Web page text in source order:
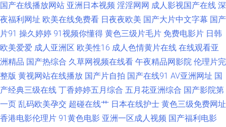
男人天堂色男人A片 蜜桃成人综合网 久草福利资源 国精99产品视频 国产黑
丝在线观看 国产欧美第五页 国产欧美精品网 国产精品欧美九色 国产草一区
二区三区 大香蕉99热 爱福利视频 99福利在线 91天堂视频 91蜜桃四区 91丝
袜 91色色福利视频 91欧美黑丝 91视频在线观看18 91青青视屏 91麻豆精
国产在线播放网站 亚洲日本视频 淫淫网网 成人影视国产在线 深
夜福利网址 欧美在线免费看 日夜夜欧美 国产大片中文字幕 国产
片91 操久婷婷 91视频你懂得 黄色三级片毛片 免费电影片 日韩
欧美爱爱 成人亚洲区 欧美性16 成人色情黄片在线 在线观看亚
洲精品 国产热综合 久草网视频在线看 午夜精品网影院 伦理片完
整版 黄视网站在线播放 国产片自拍 国产在线91 AV亚洲网址 国
产经典三级在线 丁香婷婷五月综合 五月花亚洲综合 国产影院第
一页 乱码欧美孕交 超碰在线艹 日本在线护士 黄色三级免费网址
香港电影伦理片 91黄色电影 亚洲一区成人视频 国产福利电影